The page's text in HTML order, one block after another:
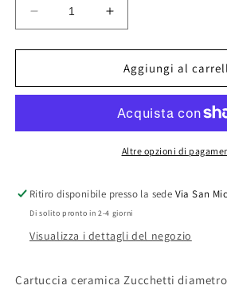
Diminuisci
quantità
per
COMPLETA
ZETAMIX
Aumenta
quantità
per
CARTUCCIA
COMPLETA
SERIE
ZETAMIX
Aggiungi al
Altre opzioni di
Ritiro disponibile presso la sede Via San
Di solito pronto in 2-4 giorni
Visualizza i dettagli del negozio
Cartuccia ceramica Zucchetti diametro